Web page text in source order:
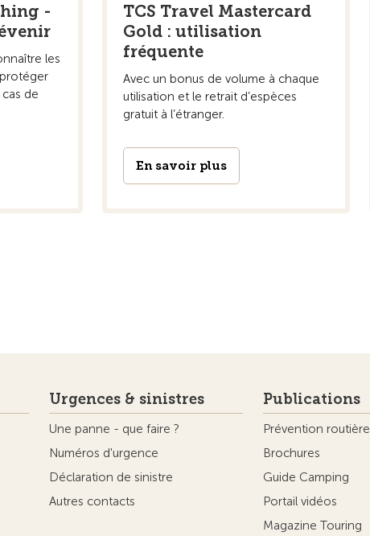
-
les
de
TCS Travel Mastercard
Gold : utilisation
fréquente
Avec un bonus de volume à chaque
utilisation et le retrait d’espèces
gratuit à l’étranger.
En savoir plus
Urgences & sinistres
Une panne - que faire ?
Numéros d'urgence
Déclaration de sinistre
Autres contacts
Publications
Prévention routière
Brochures
Guide Camping
Portail vidéos
Magazine Touring